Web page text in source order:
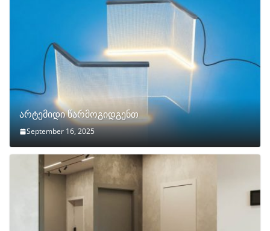
არტემიდი წარმოგიდგენთ
September 16, 2025